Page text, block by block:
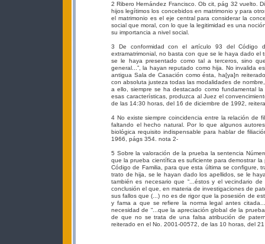
2 Ribero Hernández Francisco. Ob cit, pág 32 vuelto.
hijos legítimos los concebidos en matrimonio y para
el matrimonio es el eje central para considerar la
social que moral, con lo que la legitimidad es una
su importancia a nivel social.
3 De conformidad con el artículo 93 del Código
extramatrimonial, no basta con que se le haya dado
se le haya presentado como tal a terceros, sino
general...”, la hayan reputado como hija. No invalida
antigua Sala de Casación como ésta, ha[ya]n
con absoluta justeza todas las modalidades de
a ello, siempre se ha destacado como fundamental
esas características, produzca al Juez el
de las 14:30 horas, del 16 de diciembre de 1992,
4 No existe siempre coincidencia entre la relación de
faltando el hecho natural. Por lo que algunos
biológica requisito indispensable para hablar de
1966, págs 354. nota 2-
5 Sobre la valoración de la prueba la sentencia
que la prueba científica es suficiente para demostrar
Código de Familia, para que esta última se configure,
trato de hija, se le hayan dado los apellidos, se le
también es necesario que “...éstos y el vecindario
conclusión el que, en materia de investigaciones de
sus fallos que (...) no es de rigor que la posesión de
y fama a que se refiere la norma legal antes
necesidad de “...que la apreciación global de la
de que no se trata de una falsa atribución de
reiterado en el No. 2001-00572, de las 10 horas, del